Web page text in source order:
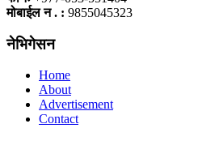
मोबाईल न . : 9855045323
नेभिगेसन
Home
About
Advertisement
Contact